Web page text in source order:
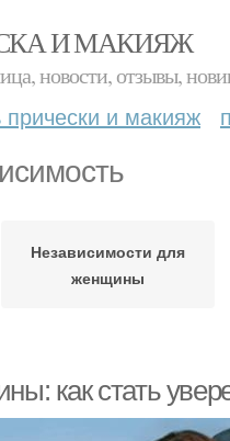
И МАКИЯЖ
новости, отзывы,
прически и макияж
Независимости для
женщины
как стать